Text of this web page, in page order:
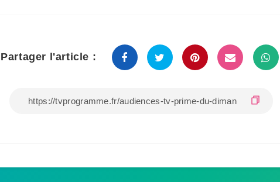
Partager l'article :